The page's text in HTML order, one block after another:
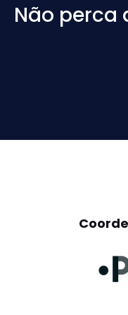
Não perca